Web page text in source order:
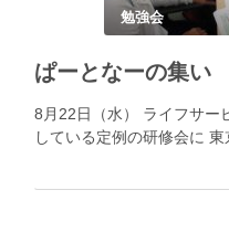
勉強会
ぱーとなーの集い
8月22日（水） ライフサ
している定例の研修会に